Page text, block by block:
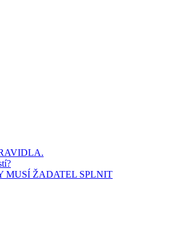
MUSÍ ŽADATEL SPLNIT